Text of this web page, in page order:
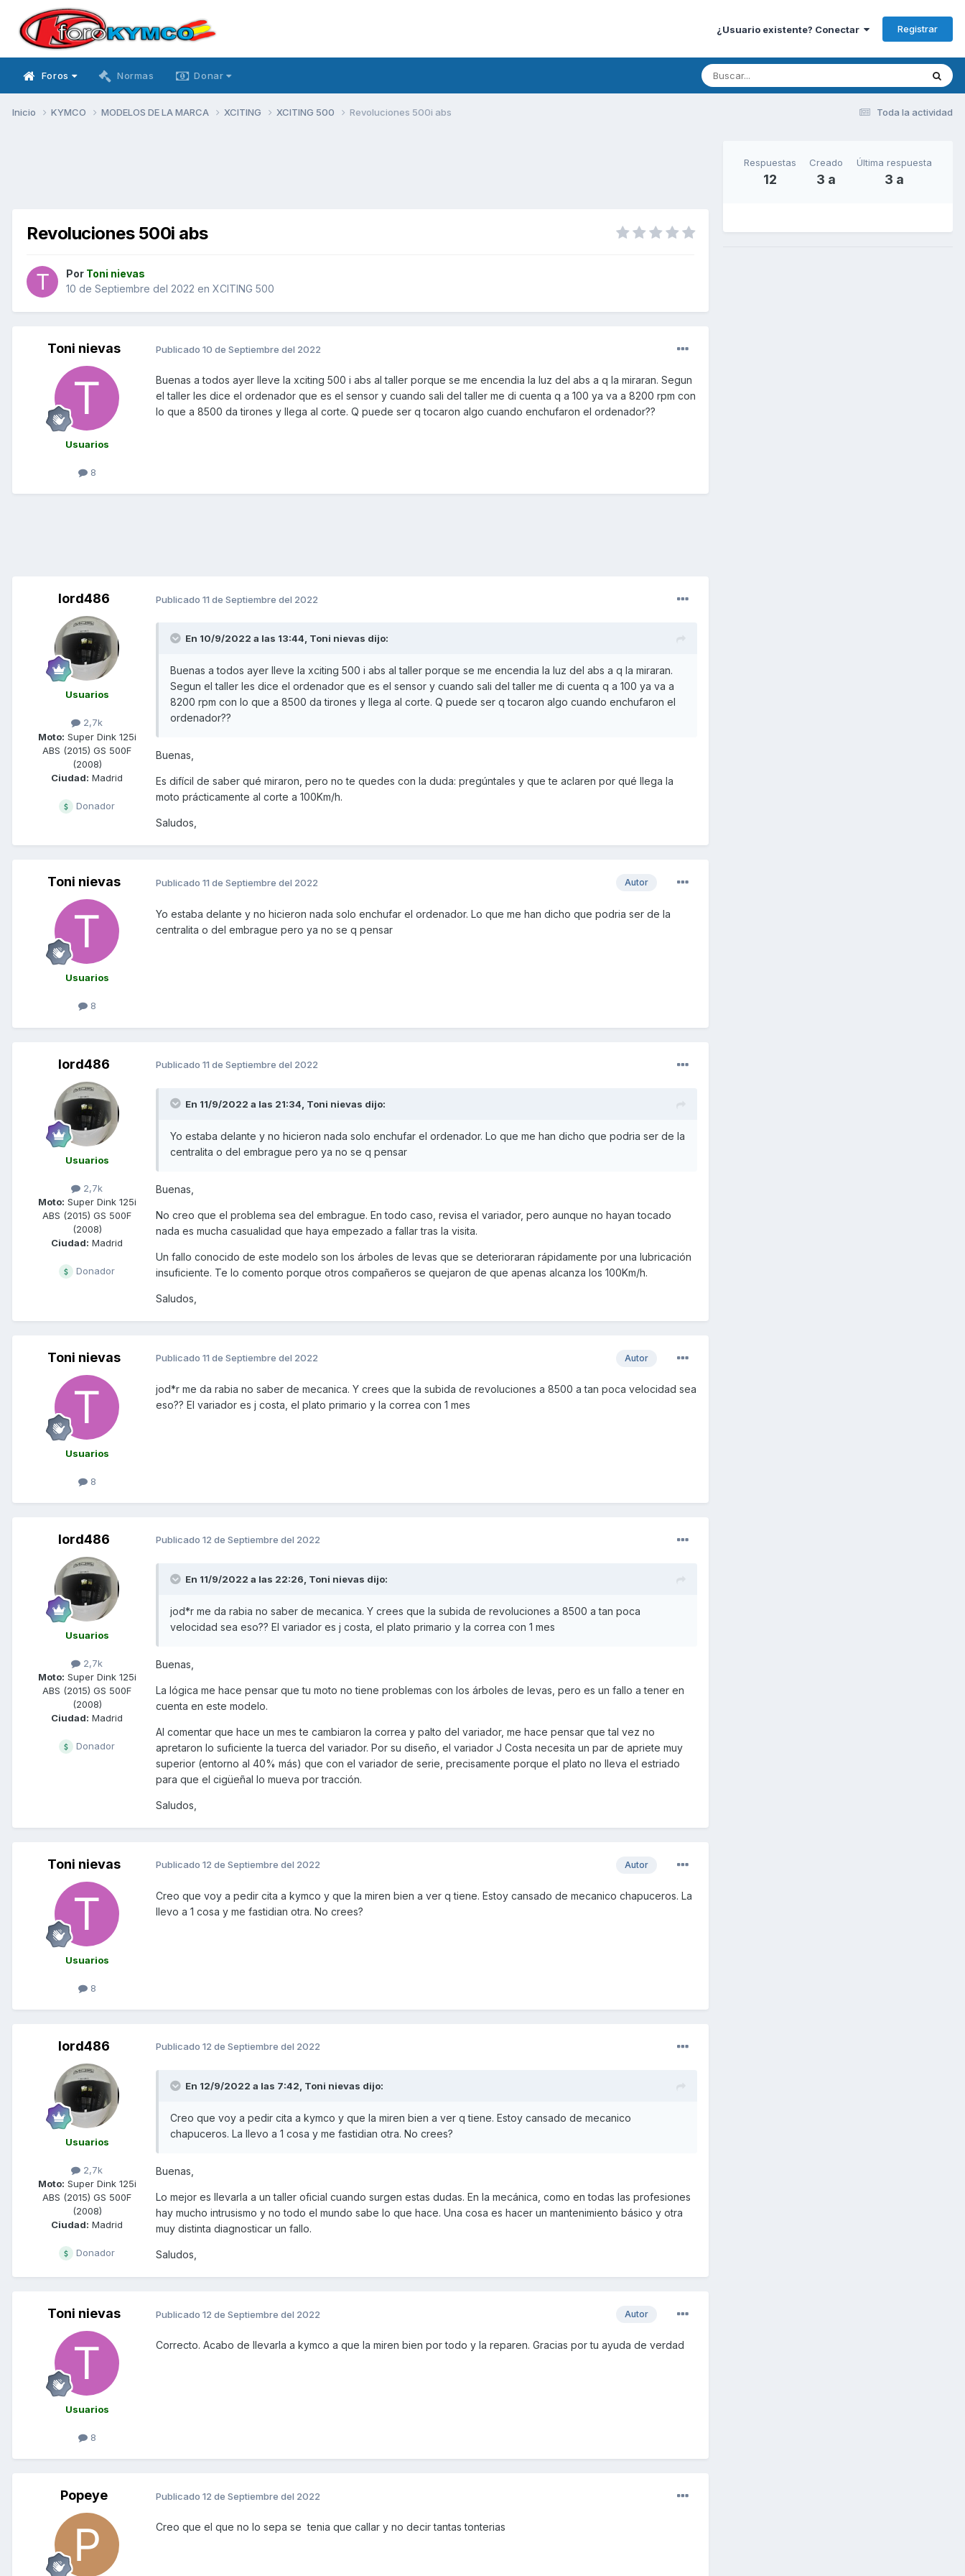
¿Usuario existente? Conectar Registrar
Foros Normas Donar
Toda la actividad
Inicio KYMCO MODELOS DE LA MARCA XCITING XCITING 500 Revoluciones 500i abs
Revoluciones 500i abs
Por Toni nievas
10 de Septiembre del 2022 en XCITING 500
Toni nievas
Usuarios
8
Publicado 10 de Septiembre del 2022
Buenas a todos ayer lleve la xciting 500 i abs al taller porque se me encendia la luz del abs a q la miraran. Segun
el taller les dice el ordenador que es el sensor y cuando sali del taller me di cuenta q a 100 ya va a 8200 rpm con
lo que a 8500 da tirones y llega al corte. Q puede ser q tocaron algo cuando enchufaron el ordenador??
lord486
Usuarios
2,7k
Moto: Super Dink 125i
ABS (2015) GS 500F
(2008)
Ciudad: Madrid
Donador
Publicado 11 de Septiembre del 2022
En 10/9/2022 a las 13:44, Toni nievas dijo:
Buenas a todos ayer lleve la xciting 500 i abs al taller porque se me encendia la luz del abs a q la miraran.
Segun el taller les dice el ordenador que es el sensor y cuando sali del taller me di cuenta q a 100 ya va a
8200 rpm con lo que a 8500 da tirones y llega al corte. Q puede ser q tocaron algo cuando enchufaron el
ordenador??
Buenas,
Es difícil de saber qué miraron, pero no te quedes con la duda: pregúntales y que te aclaren por qué llega la
moto prácticamente al corte a 100Km/h.
Saludos,
Toni nievas
Usuarios
8
Autor
Publicado 11 de Septiembre del 2022
Yo estaba delante y no hicieron nada solo enchufar el ordenador. Lo que me han dicho que podria ser de la
centralita o del embrague pero ya no se q pensar
lord486
Usuarios
2,7k
Moto: Super Dink 125i
ABS (2015) GS 500F
(2008)
Ciudad: Madrid
Donador
Publicado 11 de Septiembre del 2022
En 11/9/2022 a las 21:34, Toni nievas dijo:
Yo estaba delante y no hicieron nada solo enchufar el ordenador. Lo que me han dicho que podria ser de la
centralita o del embrague pero ya no se q pensar
Buenas,
No creo que el problema sea del embrague. En todo caso, revisa el variador, pero aunque no hayan tocado
nada es mucha casualidad que haya empezado a fallar tras la visita.
Un fallo conocido de este modelo son los árboles de levas que se deterioraran rápidamente por una lubricación
insuficiente. Te lo comento porque otros compañeros se quejaron de que apenas alcanza los 100Km/h.
Saludos,
Toni nievas
Usuarios
8
Autor
Publicado 11 de Septiembre del 2022
jod*r me da rabia no saber de mecanica. Y crees que la subida de revoluciones a 8500 a tan poca velocidad sea
eso?? El variador es j costa, el plato primario y la correa con 1 mes
lord486
Usuarios
2,7k
Moto: Super Dink 125i
ABS (2015) GS 500F
(2008)
Ciudad: Madrid
Donador
Publicado 12 de Septiembre del 2022
En 11/9/2022 a las 22:26, Toni nievas dijo:
jod*r me da rabia no saber de mecanica. Y crees que la subida de revoluciones a 8500 a tan poca
velocidad sea eso?? El variador es j costa, el plato primario y la correa con 1 mes
Buenas,
La lógica me hace pensar que tu moto no tiene problemas con los árboles de levas, pero es un fallo a tener en
cuenta en este modelo.
Al comentar que hace un mes te cambiaron la correa y palto del variador, me hace pensar que tal vez no
apretaron lo suficiente la tuerca del variador. Por su diseño, el variador J Costa necesita un par de apriete muy
superior (entorno al 40% más) que con el variador de serie, precisamente porque el plato no lleva el estriado
para que el cigüeñal lo mueva por tracción.
Saludos,
Toni nievas
Usuarios
8
Autor
Publicado 12 de Septiembre del 2022
Creo que voy a pedir cita a kymco y que la miren bien a ver q tiene. Estoy cansado de mecanico chapuceros. La
llevo a 1 cosa y me fastidian otra. No crees?
lord486
Usuarios
2,7k
Moto: Super Dink 125i
ABS (2015) GS 500F
(2008)
Ciudad: Madrid
Donador
Publicado 12 de Septiembre del 2022
En 12/9/2022 a las 7:42, Toni nievas dijo:
Creo que voy a pedir cita a kymco y que la miren bien a ver q tiene. Estoy cansado de mecanico
chapuceros. La llevo a 1 cosa y me fastidian otra. No crees?
Buenas,
Lo mejor es llevarla a un taller oficial cuando surgen estas dudas. En la mecánica, como en todas las profesiones
hay mucho intrusismo y no todo el mundo sabe lo que hace. Una cosa es hacer un mantenimiento básico y otra
muy distinta diagnosticar un fallo.
Saludos,
Toni nievas
Usuarios
8
Autor
Publicado 12 de Septiembre del 2022
Correcto. Acabo de llevarla a kymco a que la miren bien por todo y la reparen. Gracias por tu ayuda de verdad
Popeye Publicado 12 de Septiembre del 2022
Creo que el que no lo sepa se tenia que callar y no decir tantas tonterias
Respuestas
12
Creado
3 a
Última respuesta
3 a